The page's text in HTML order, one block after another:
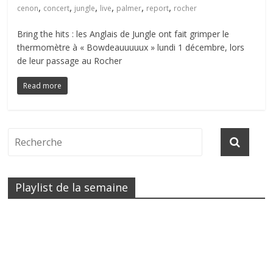
cenon, concert, jungle, live, palmer, report, rocher
Bring the hits : les Anglais de Jungle ont fait grimper le
thermomètre à « Bowdeauuuuux » lundi 1 décembre, lors
de leur passage au Rocher
Read more
Playlist de la semaine